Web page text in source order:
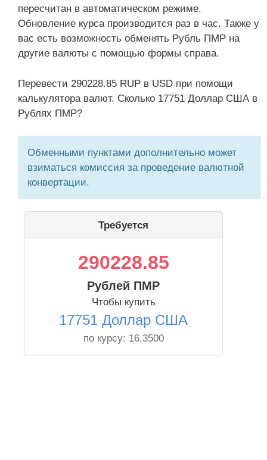
пересчитан в автоматическом режиме.
Обновление курса производится раз в час. Также у
вас есть возможность обменять Рубль ПМР на
другие валюты с помощью формы справа.
Перевести 290228.85 RUP в USD при помощи
калькулятора валют. Сколько 17751 Доллар США в
Рублях ПМР?
Обменными пунктами дополнительно может
взиматься комиссия за проведение валютной
конвертации.
Требуется
290228.85
Рублей ПМР
Чтобы купить
17751 Доллар США
по курсу: 16.3500